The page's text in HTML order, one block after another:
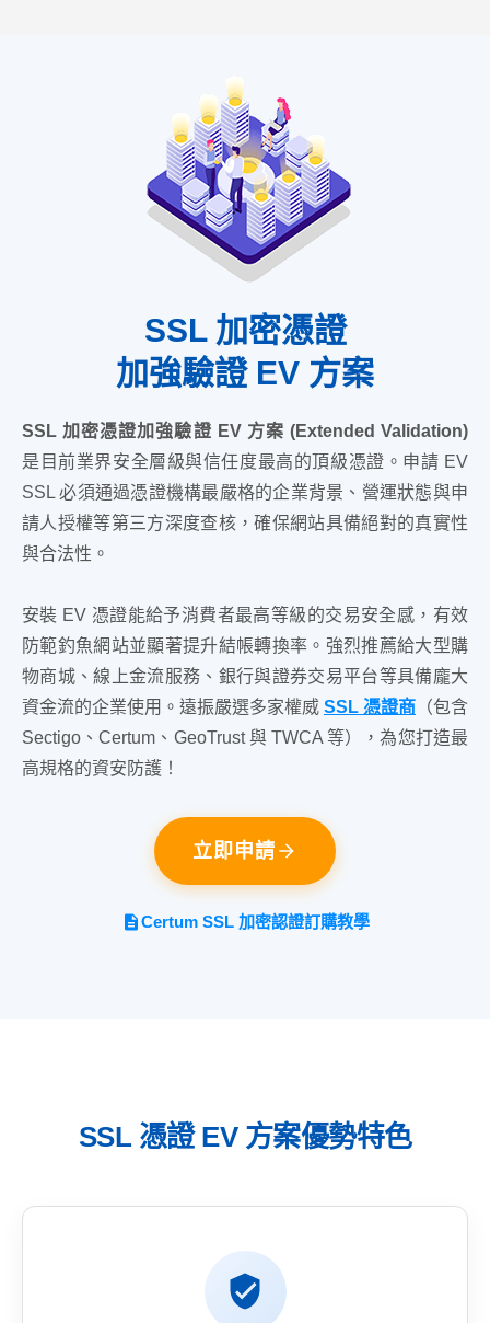
SSL 加密憑證
加強驗證 EV 方案
SSL 加密憑證加強驗證 EV 方案 (Extended Validation)
是目前業界安全層級與信任度最高的頂級憑證。申請 EV
SSL 必須通過憑證機構最嚴格的企業背景、營運狀態與申
請人授權等第三方深度查核，確保網站具備絕對的真實性
與合法性。
安裝 EV 憑證能給予消費者最高等級的交易安全感，有效
防範釣魚網站並顯著提升結帳轉換率。強烈推薦給大型購
物商城、線上金流服務、銀行與證券交易平台等具備龐大
資金流的企業使用。遠振嚴選多家權威 SSL 憑證商 （包含
Sectigo、Certum、GeoTrust 與 TWCA 等），為您打造最
高規格的資安防護！
立即申請
Certum SSL 加密認證訂購教學
SSL 憑證 EV 方案優勢特色